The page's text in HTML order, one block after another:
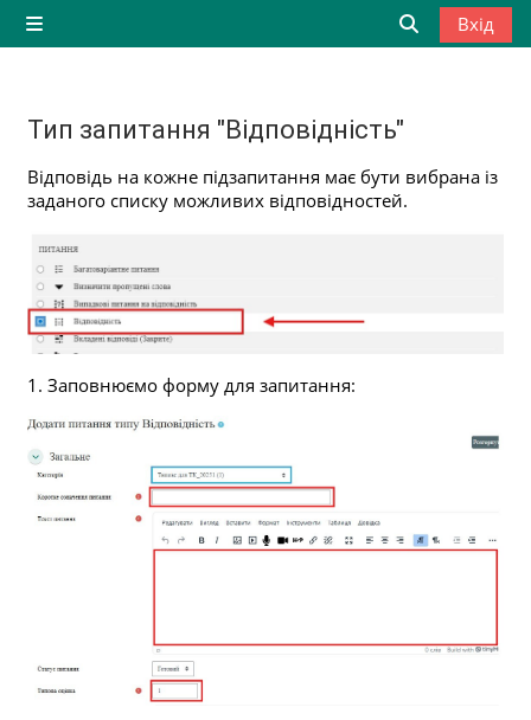
Перейти до головного вмісту
Бокова панель
Вхід
Тип запитання "Відповідність"
Умови завершення
Відповідь на кожне підзапитання має бути вибрана із
заданого списку можливих відповідностей.
1. Заповнюємо форму для запитання: